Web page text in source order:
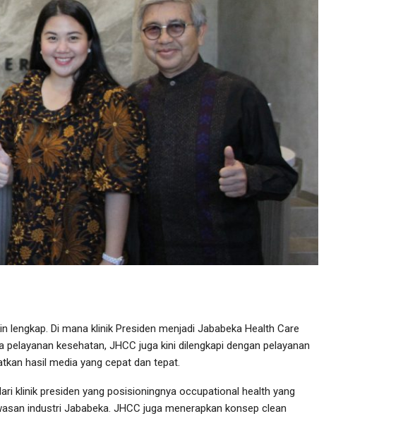
Di mana klinik Presiden menjadi Jababeka Health Care
kesehatan, JHCC juga kini dilengkapi dengan pelayanan
hasil media yang cepat dan tepat.
klinik presiden yang posisioningnya occupational health yang
industri Jababeka. JHCC juga menerapkan konsep clean